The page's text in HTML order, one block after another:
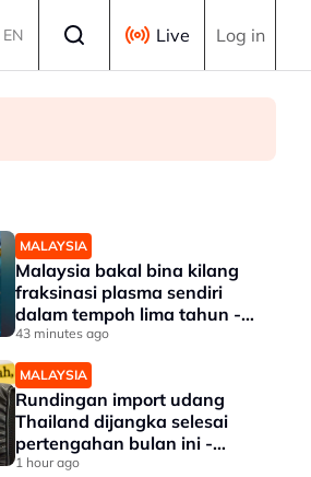
EN Live Log in
MALAYSIA
Malaysia bakal bina kilang
fraksinasi plasma sendiri
dalam tempoh lima tahun -
KKM
43 minutes ago
MALAYSIA
Rundingan import udang
Thailand dijangka selesai
pertengahan bulan ini -
Mohamad
1 hour ago